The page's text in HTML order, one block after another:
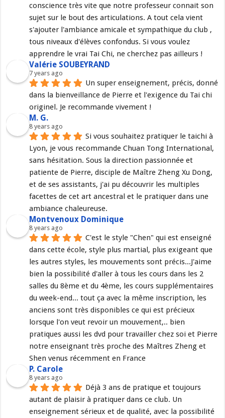
conscience très vite que notre professeur connait son
sujet sur le bout des articulations. A tout cela vient
s'ajouter l'ambiance amicale et sympathique du club ,
tous niveaux d'élèves confondus. Si vous voulez
apprendre le vrai Tai Chi, ne cherchez pas ailleurs !
Valérie SOUBEYRAND
7 years ago
Un super enseignement, précis, donné
dans la bienveillance de Pierre et l'exigence du Tai chi
originel. Je recommande vivement !
M. G.
8 years ago
Si vous souhaitez pratiquer le taichi à
Lyon, je vous recommande Chuan Tong International,
sans hésitation. Sous la direction passionnée et
patiente de Pierre, disciple de Maître Zheng Xu Dong,
et de ses assistants, j'ai pu découvrir les multiples
facettes de cet art ancestral et le pratiquer dans une
ambiance chaleureuse.
Montvenoux Dominique
8 years ago
C'est le style "Chen" qui est enseigné
dans cette école, style plus martial, plus exigeant que
les autres styles, les mouvements sont précis...J'aime
bien la possibilité d'aller à tous les cours dans les 2
salles du 8ème et du 4ème, les cours supplémentaires
du week-end... tout ça avec la même inscription, les
anciens sont très disponibles ce qui est précieux
lorsque l'on veut revoir un mouvement,.. bien
pratiques aussi les dvd pour travailler chez soi et Pierre
notre enseignant très proche des Maîtres Zheng et
Shen venus récemment en France
P. Carole
8 years ago
Déjà 3 ans de pratique et toujours
autant de plaisir à pratiquer dans ce club. Un
enseignement sérieux et de qualité, avec la possibilité